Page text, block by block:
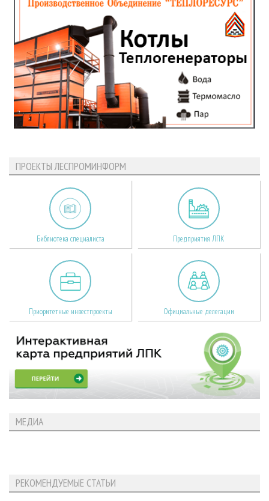
ПРОЕКТЫ ЛЕСПРОМИНФОРМ
Библиотека специалиста Предприятия ЛПК
Приоритетные инвестпроекты Официальные делегации
МЕДИА
РЕКОМЕНДУЕМЫЕ СТАТЬИ